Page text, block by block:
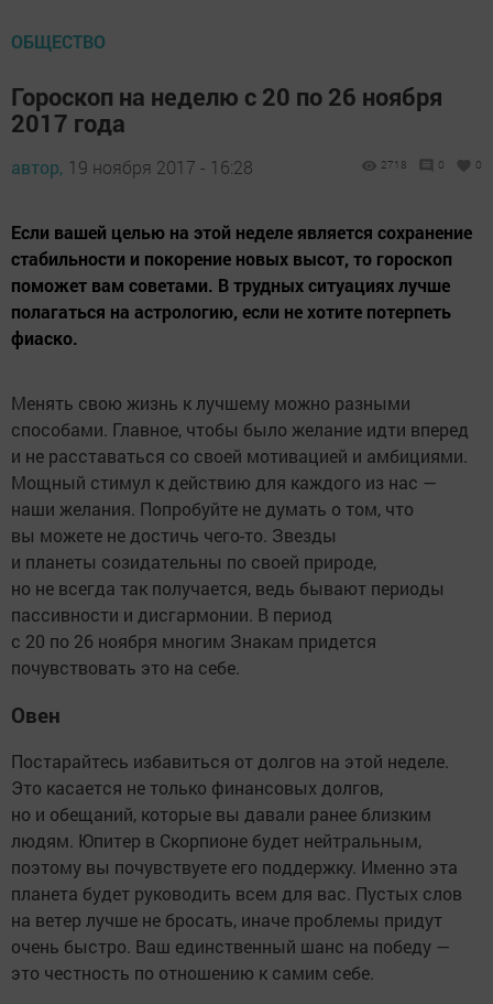
ОБЩЕСТВО
Гороскоп на неделю с 20 по 26 ноября
2017 года
автор, 19 ноября 2017 - 16:28 2718 0 0
Если вашей целью на этой неделе является сохранение
стабильности и покорение новых высот, то гороскоп
поможет вам советами. В трудных ситуациях лучше
полагаться на астрологию, если не хотите потерпеть
фиаско.
Менять свою жизнь к лучшему можно разными
способами. Главное, чтобы было желание идти вперед
и не расставаться со своей мотивацией и амбициями.
Мощный стимул к действию для каждого из нас —
наши желания. Попробуйте не думать о том, что
вы можете не достичь чего-то. Звезды
и планеты созидательны по своей природе,
но не всегда так получается, ведь бывают периоды
пассивности и дисгармонии. В период
с 20 по 26 ноября многим Знакам придется
почувствовать это на себе.
Овен
Постарайтесь избавиться от долгов на этой неделе.
Это касается не только финансовых долгов,
но и обещаний, которые вы давали ранее близким
людям. Юпитер в Скорпионе будет нейтральным,
поэтому вы почувствуете его поддержку. Именно эта
планета будет руководить всем для вас. Пустых слов
на ветер лучше не бросать, иначе проблемы придут
очень быстро. Ваш единственный шанс на победу —
это честность по отношению к самим себе.